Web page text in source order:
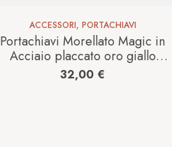
ACCESSORI, PORTACHIAVI
Portachiavi Morellato Magic in
Acciaio placcato oro giallo
SD0411
32,00 €